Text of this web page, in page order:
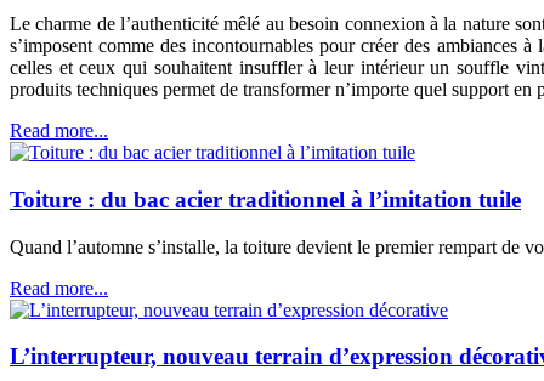
Le charme de l’authenticité mêlé au besoin connexion à la nature
s’imposent comme des incontournables pour créer des ambiances
celles et ceux qui souhaitent insuffler à leur intérieur un souffle
produits techniques permet de transformer n’importe quel support en
Read more...
Toiture : du bac acier traditionnel à l’imitation tuile
Quand l’automne s’installe, la toiture devient le premier rempart de
Read more...
L’interrupteur, nouveau terrain d’expression